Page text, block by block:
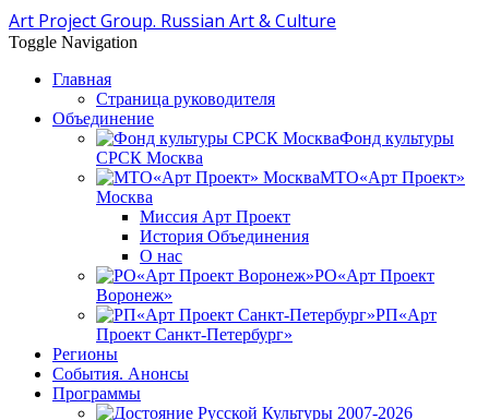
Art Project Group. Russian Art & Culture
Toggle Navigation
Главная
Страница руководителя
Объединение
Фонд культуры
СРСК Москва
МТО«Арт Проект»
Москва
Миссия Арт Проект
История Объединения
О нас
РО«Арт Проект
Воронеж»
РП«Арт
Проект Санкт-Петербург»
Регионы
События. Анонсы
Программы